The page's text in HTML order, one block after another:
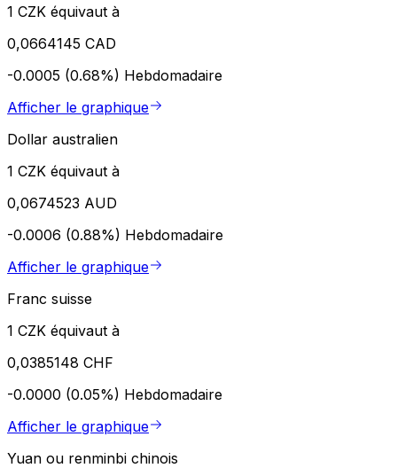
1 CZK équivaut à
0,0664145 CAD
-0.0005 (0.68%) Hebdomadaire
Afficher le graphique
Dollar australien
1 CZK équivaut à
0,0674523 AUD
-0.0006 (0.88%) Hebdomadaire
Afficher le graphique
Franc suisse
1 CZK équivaut à
0,0385148 CHF
-0.0000 (0.05%) Hebdomadaire
Afficher le graphique
Yuan ou renminbi chinois